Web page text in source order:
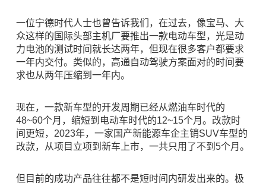
一位宁德时代人士也曾告诉我们，在过去，像宝马、大
众这样的国际头部主机厂要推出一款电动车型，光是动
力电池的测试时间就长达两年，但现在很多客户都要求
一年内交付。类似的，高通自动驾驶方案面对的时间要
求也从两年压缩到一年内。
现在，一款新车型的开发周期已经从燃油车时代的
48~60个月，缩短到电动车时代的12~15个月。改款时
间更短，2023年，一家国产新能源车企主销SUV车型的
改款，从项目立项到新车上市，一共只用了不到5个月。
但目前的成功产品往往都不是短时间内研发出来的。极